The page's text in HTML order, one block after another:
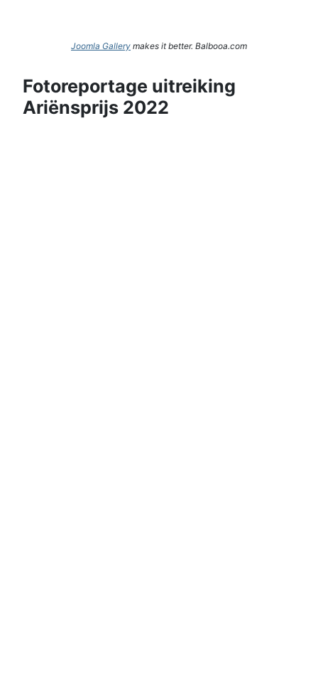
Joomla Gallery makes it better. Balbooa.com
Fotoreportage uitreiking
Ariënsprijs 2022